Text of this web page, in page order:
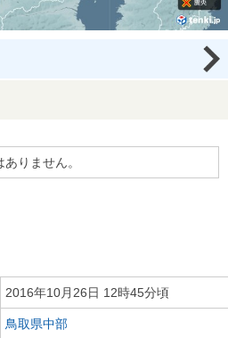
りません。
2016年10月26日 12時45分頃
鳥取県中部